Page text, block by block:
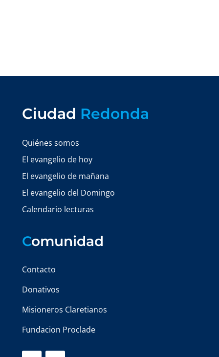
Ciudad Redonda
Quiénes somos
El evangelio de hoy
El evangelio de mañana
El evangelio del Domingo
Calendario lecturas
Comunidad
Contacto
Donativos
Misioneros Claretianos
Fundacion Proclade